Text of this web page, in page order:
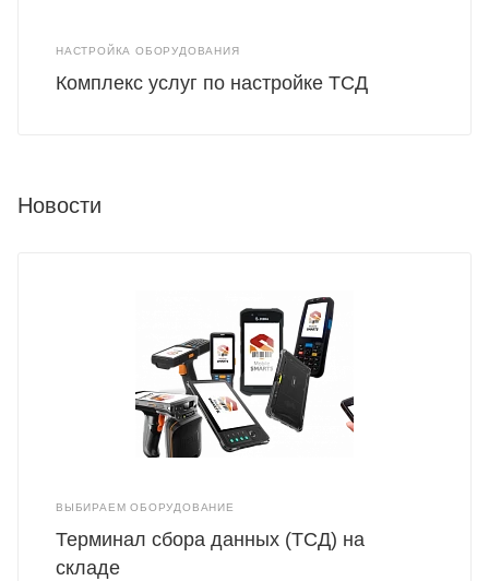
НАСТРОЙКА ОБОРУДОВАНИЯ
Комплекс услуг по настройке ТСД
Новости
ВЫБИРАЕМ ОБОРУДОВАНИЕ
Терминал сбора данных (ТСД) на
складе